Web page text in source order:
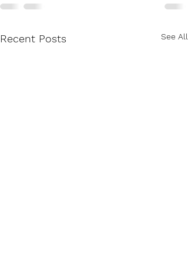
Recent Posts See All